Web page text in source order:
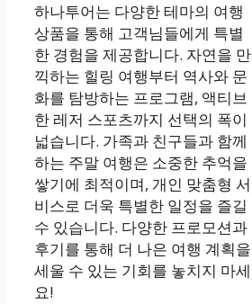
하나투어는 다양한 테마의 여행
상품을 통해 고객님들에게 특별
한 경험을 제공합니다. 자연을 만
끽하는 힐링 여행부터 역사와 문
화를 탐방하는 프로그램, 액티브
한 레저 스포츠까지 선택의 폭이
넓습니다. 가족과 친구들과 함께
하는 주말 여행은 소중한 추억을
쌓기에 최적이며, 개인 맞춤형 서
비스로 더욱 특별한 일정을 즐길
수 있습니다. 다양한 프로모션과
후기를 통해 더 나은 여행 계획을
세울 수 있는 기회를 놓치지 마세
요!